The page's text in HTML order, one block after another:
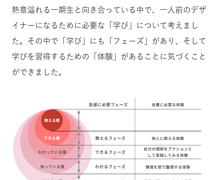
熱意溢れる一期生と向き合っている中で、一人前のデザ
イナーになるために必要な「学び」について考えまし
た。その中で「学び」にも「フェーズ」があり、そして
学びを習得するための「体験」があることに気づくこと
ができました。